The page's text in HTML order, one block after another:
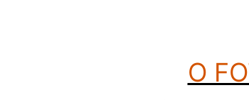
O